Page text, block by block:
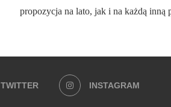
propozycja na lato, jak i na każdą inną
TWITTER INSTAGRAM